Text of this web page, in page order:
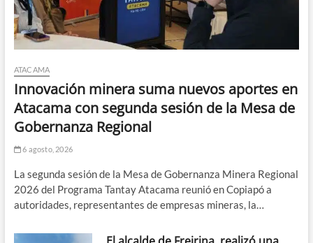
ATACAMA
Innovación minera suma nuevos aportes en
Atacama con segunda sesión de la Mesa de
Gobernanza Regional
6 agosto, 2026
La segunda sesión de la Mesa de Gobernanza Minera Regional
2026 del Programa Tantay Atacama reunió en Copiapó a
autoridades, representantes de empresas mineras, la…